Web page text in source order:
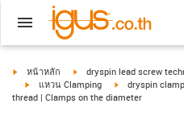
igus-icon-arrow-right
หน้าหลัก igus-icon-arrow-right
dryspin lead screw
igus-icon-arrow-right
แหวน Clamping igus-icon-
dryspin
thread | Clamps on the diameter